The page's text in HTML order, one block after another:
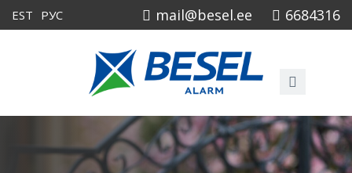
EST РУС 6684316
mail@besel.ee